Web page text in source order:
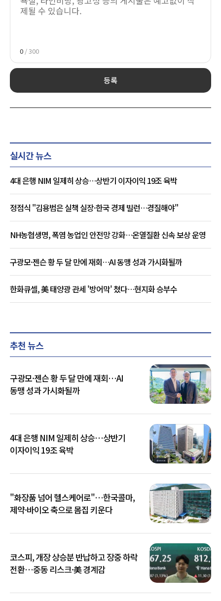
0 / 300
등록
실시간 뉴스
4대 은행 NIM 일제히 상승…상반기 이자이익 19조 육박
정점식 "김용범은 실책 실장·한국 경제 빌런…경질해야"
NH농협생명, 폭염 농업인 안전망 강화…온열질환 신속 보상 운영
구광모·젠슨 황 두 달 만에 재회…AI 동맹 성과 가시화될까
한화큐셀, 美 태양광 관세 '방어막' 쳤다…현지화 승부수
추천 뉴스
구광모·젠슨 황 두 달 만에 재회…AI
동맹 성과 가시화될까
4대 은행 NIM 일제히 상승…상반기
이자이익 19조 육박
"화장품 넘어 헬스케어로"…한국콜마,
제약·바이오 축으로 몸집 키운다
코스피, 개장 상승분 반납하고 장중 하락
전환…중동 리스크·美 경계감